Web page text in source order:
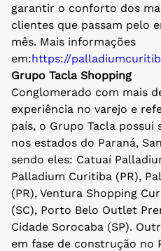
garantir o conforto dos
clientes que passam pelo
mês. Mais informações
em:https://
Grupo Tacla Shopping
Conglomerado com mais
experiência no varejo e
país, o Grupo Tacla
nos estados do Paraná,
sendo eles: Catuaí
Palladium Curitiba (PR),
(PR), Ventura Shopping
(SC), Porto Belo Outlet
Cidade Sorocaba (SP).
em fase de construção no